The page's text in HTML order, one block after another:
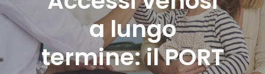
a lungo
termine: il PORT